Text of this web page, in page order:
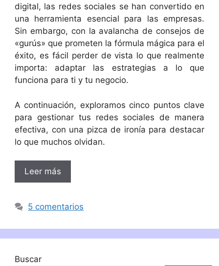
digital, las redes sociales se han convertido en
una herramienta esencial para las empresas.
Sin embargo, con la avalancha de consejos de
«gurús» que prometen la fórmula mágica para el
éxito, es fácil perder de vista lo que realmente
importa: adaptar las estrategias a lo que
funciona para ti y tu negocio.
A continuación, exploramos cinco puntos clave
para gestionar tus redes sociales de manera
efectiva, con una pizca de ironía para destacar
lo que muchos olvidan.
Leer más
5 comentarios
Buscar